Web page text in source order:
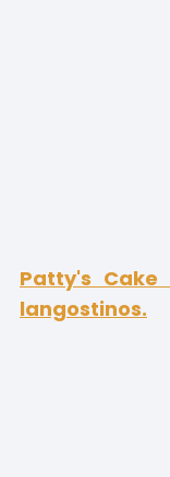
Patty's Cake
langostinos.